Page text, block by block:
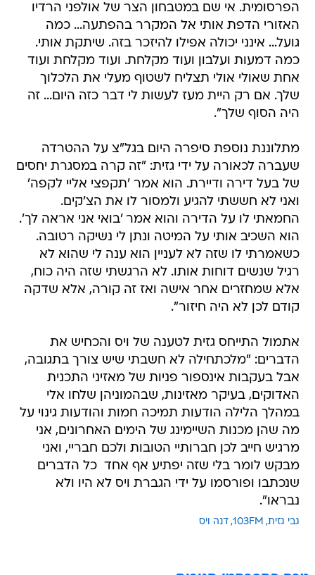
הפרסומית. אי שם במטבחון הצר של אולפני הרדיו
האזורי הדפת אותי אל המקרר בהפתעה... כמה
גועל... אינני יכולה אפילו להיזכר בזה. שיתקת אותי.
כמה דמעות ועלבון ועוד מקלחת. ועוד מקלחת ועוד
אחת שאולי אולי תצליח לשטוף מעלי את הלכלוך
שלך. אם רק היית מעז לעשות לי דבר כזה היום... זה
היה הסוף שלך".
מתלוננת נוספת סיפרה היום בגל"צ על ההטרדה
שעברה לכאורה על ידי גזית: "זה קרה במסגרת יחסים
של בעל דירה ודיירת. הוא אמר 'תקפצי אליי לקפה'
ואני לא חששתי להגיע ולמסור לו את הצ'קים.
החמאתי לו על הדירה והוא אמר 'בואי אני אראה לך'.
הוא השכיב אותי על המיטה ונתן לי נשיקה רטובה.
כשאמרתי לו שזה לא לעניין הוא ענה לי שהוא לא
רגיל שנשים דוחות אותו. לא הרגשתי שזה היה כוח,
אלא שמחזרים אחר אישה ואז זה קורה, אלא שדקה
קודם לכן לא היה חיזור".
אתמול התייחס גזית לטענה של ויס והכחיש את
הדברים: "מלכתחילה לא חשבתי שיש צורך בתגובה,
אבל בעקבות אינספור פניות של מאזיני התכנית
האדוקים, בעיקר מאזינות, שבהמוניהן שלחו אלי
במהלך הלילה הודעות תמיכה חמות והודעות גינוי על
מה שהן מכנות השיימינג של הימים האחרונים, אני
מרגיש חייב לכן חברותיי הטובות ולכם חבריי, ואני
מבקש לומר בלי שזה יפתיע אף אחד  כל הדברים
שנכתבו ופורסמו על ידי הגברת ויס לא היו ולא
נבראו".
גבי גזית 103FM דנה ויס